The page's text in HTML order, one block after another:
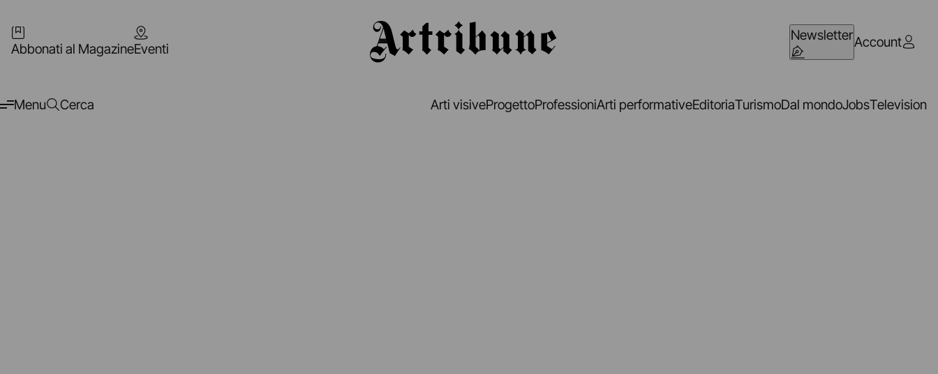
Abbonati al MagazineEventi
NewsletterAccount
Menu Cerca Arti visiveProgettoProfessioniArti performativeEditoriaTurismoDal mondoJobsTelevision